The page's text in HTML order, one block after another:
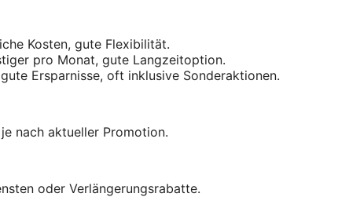
Kosten, gute Flexibilität.
pro Monat, gute Langzeitoption.
Ersparnisse, oft inklusive Sonderaktionen.
nach aktueller Promotion.
oder Verlängerungsrabatte.